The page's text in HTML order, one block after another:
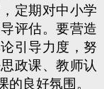
定期对中小学
评估。要营造
引导力度，努
政课、教师认
良好氛围。